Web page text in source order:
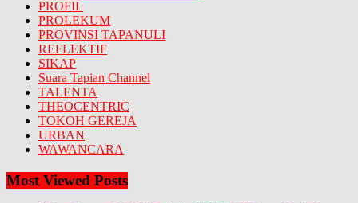
PROFIL
PROLEKUM
PROVINSI TAPANULI
REFLEKTIF
SIKAP
Suara Tapian Channel
TALENTA
THEOCENTRIC
TOKOH GEREJA
URBAN
WAWANCARA
Most Viewed Posts